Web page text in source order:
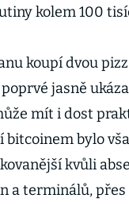
kolem 100
koupí dvou
jasně
mít i dost
bitcoinem bylo
kvůli
a terminálů,